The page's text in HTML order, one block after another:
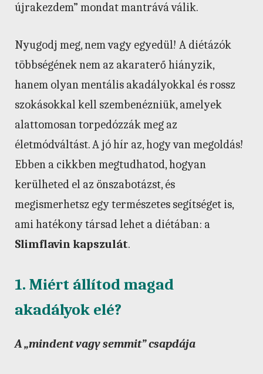
újrakezdem” mondat mantrává válik.
Nyugodj meg, nem vagy egyedül! A diétázók
többségének nem az akaraterő hiányzik,
hanem olyan mentális akadályokkal és rossz
szokásokkal kell szembenézniük, amelyek
alattomosan torpedózzák meg az
életmódváltást. A jó hír az, hogy van megoldás!
Ebben a cikkben megtudhatod, hogyan
kerülheted el az önszabotázst, és
megismerhetsz egy természetes segítséget is,
ami hatékony társad lehet a diétában: a
Slimflavin kapszulát.
1. Miért állítod magad
akadályok elé?
A „mindent vagy semmit” csapdája